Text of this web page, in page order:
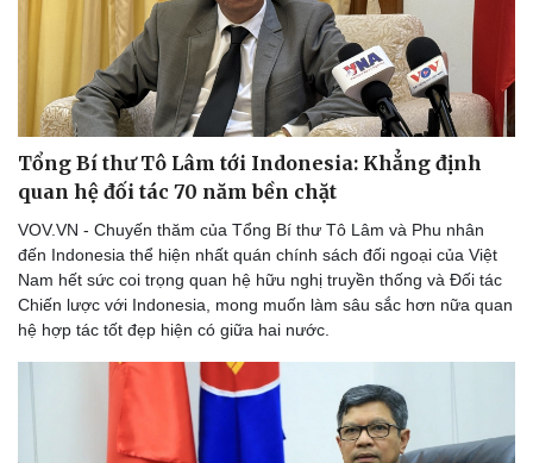
Doanh nghiệp
Doanh nghiệp 24h
Doanh nhân
Công nghệ
Tin Công nghệ
Trải nghiệm
Tổng Bí thư Tô Lâm tới Indonesia: Khẳng định
quan hệ đối tác 70 năm bền chặt
VOV.VN - Chuyến thăm của Tổng Bí thư Tô Lâm và Phu nhân
đến Indonesia thể hiện nhất quán chính sách đối ngoại của Việt
Nam hết sức coi trọng quan hệ hữu nghị truyền thống và Đối tác
Chiến lược với Indonesia, mong muốn làm sâu sắc hơn nữa quan
hệ hợp tác tốt đẹp hiện có giữa hai nước.